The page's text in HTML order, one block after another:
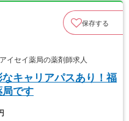
保存する
セイ薬局の薬剤師求人
なキャリアパスあり！福
です